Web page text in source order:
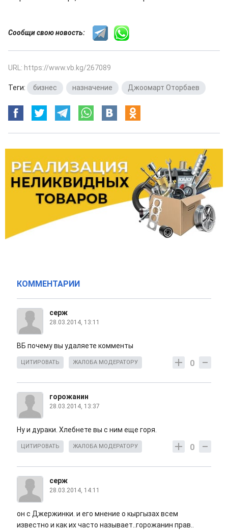
Сообщи свою новость:
URL: https://www.vb.kg/267089
Теги: бизнес назначение Джоомарт Оторбаев
КОММЕНТАРИИ
серж
28.03.2014, 13:11
ВБ почему вы удаляете комменты
0
ЦИТИРОВАТЬ ЖАЛОБА МОДЕРАТОРУ
горожанин
28.03.2014, 13:37
Ну и дураки. Хлебнете вы с ним еще горя.
0
ЦИТИРОВАТЬ ЖАЛОБА МОДЕРАТОРУ
серж
28.03.2014, 14:11
он с Джержинки. и его мнение о кыргызах всем
известно и как их часто называет..горожанин прав..